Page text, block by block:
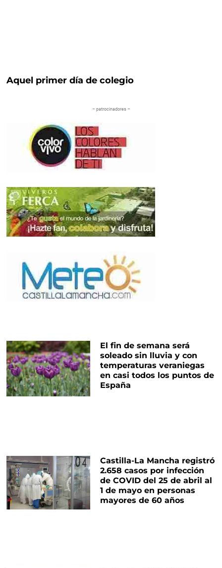
Aquel primer día de colegio
– patrocinadores –
El fin de semana será
soleado sin lluvia y con
temperaturas veraniegas
en casi todos los puntos de
España
Castilla-La Mancha registró
2.658 casos por infección
de COVID del 25 de abril al
1 de mayo en personas
mayores de 60 años